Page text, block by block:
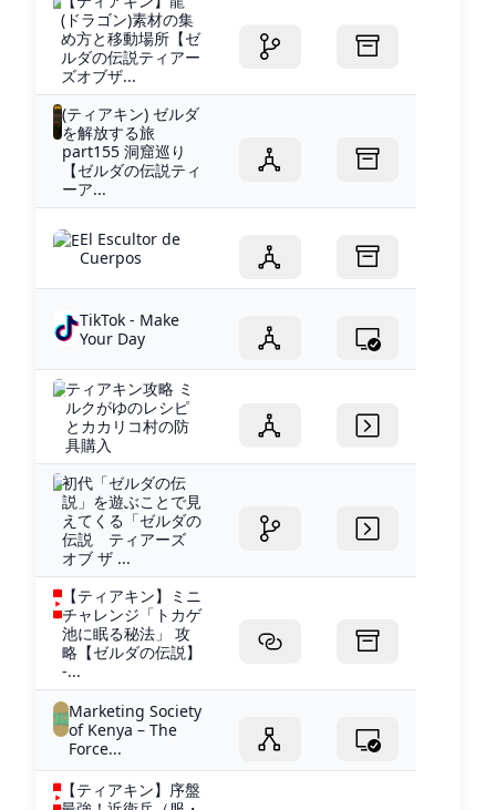
(ドラゴン)素材の集
め方と移動場所【ゼ
ルダの伝説ティアー
ズオブザ...
(ティアキン) ゼルダ
を解放する旅
part155 洞窟巡り
【ゼルダの伝説ティ
ーア...
El Escultor de
Cuerpos
TikTok - Make
Your Day
ティアキン攻略 ミ
ルクがゆのレシピ
とカカリコ村の防
具購入
初代「ゼルダの伝
説」を遊ぶことで見
えてくる「ゼルダの
伝説 ティアーズ
オブ ザ ...
【ティアキン】ミニ
チャレンジ「トカゲ
池に眠る秘法」 攻
略【ゼルダの伝説】
-...
Marketing Society
of Kenya – The
Force...
【ティアキン】序盤